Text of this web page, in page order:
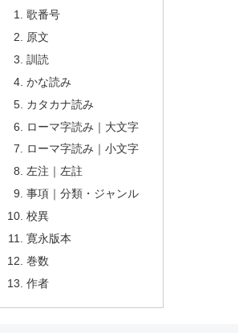
歌番号
原文
訓読
かな読み
カタカナ読み
ローマ字読み｜大文字
ローマ字読み｜小文字
左注｜左註
事項｜分類・ジャンル
校異
寛永版本
巻数
作者